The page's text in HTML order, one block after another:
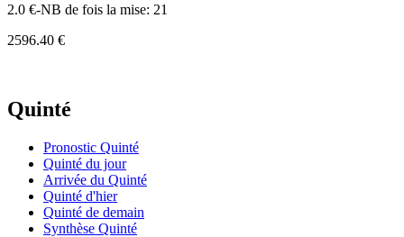
2.0 €-NB de fois la mise: 21
2596.40 €
Quinté
Pronostic Quinté
Quinté du jour
Arrivée du Quinté
Quinté d'hier
Quinté de demain
Synthèse Quinté